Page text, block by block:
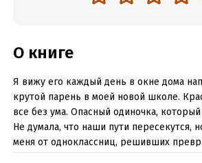
О книге
Я вижу его каждый день в окне дома
крутой парень в моей новой школе.
все без ума. Опасный одиночка,
Не думала, что наши пути пересекутся,
меня от одноклассниц, решивших